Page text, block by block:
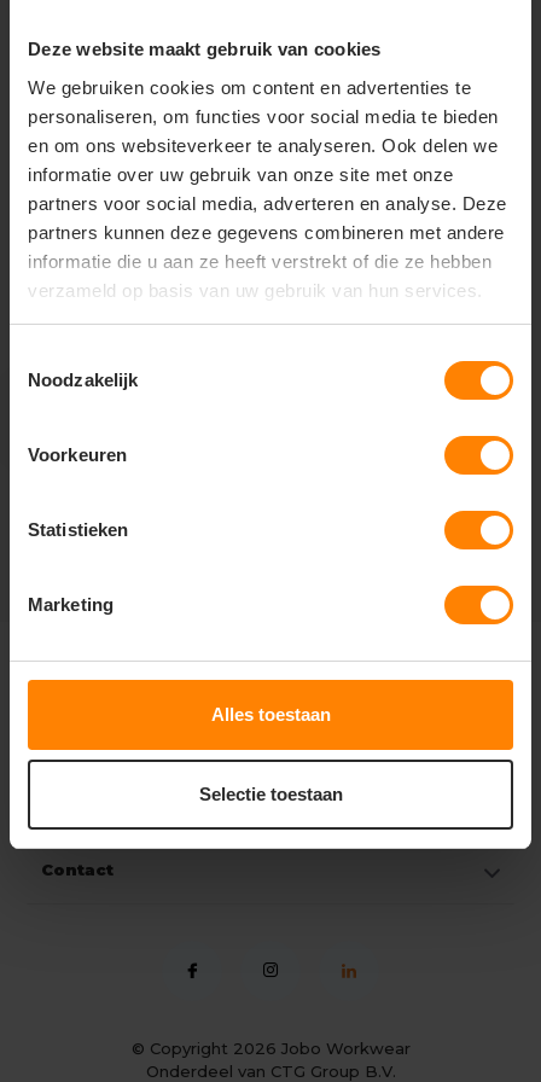
Deze website maakt gebruik van cookies
We gebruiken cookies om content en advertenties te
personaliseren, om functies voor social media te bieden
en om ons websiteverkeer te analyseren. Ook delen we
informatie over uw gebruik van onze site met onze
partners voor social media, adverteren en analyse. Deze
partners kunnen deze gegevens combineren met andere
informatie die u aan ze heeft verstrekt of die ze hebben
verzameld op basis van uw gebruik van hun services.
Noodzakelijk
Voorkeuren
Statistieken
Marketing
Alles toestaan
Selectie toestaan
+31(0)418 511 972
info@joboworkwear.nl
Schrijf je in voor exclusief
nieuws & updates
Abonneer
Klantenservice
Contact
© Copyright 2026 Jobo Workwear
Onderdeel van CTG Group B.V.